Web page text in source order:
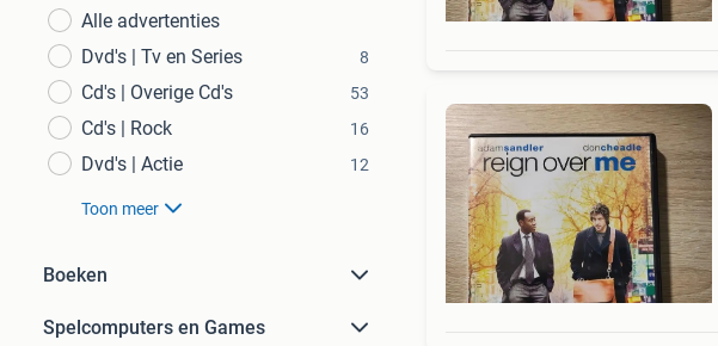
Alle advertenties
Dvd's | Tv en Series
8
Cd's | Overige Cd's 53
Cd's | Rock 16
Dvd's | Actie 12
Toon meer
Boeken
Spelcomputers en Games